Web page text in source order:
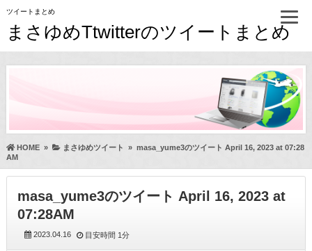
ツイートまとめ
まさゆめTtwitterのツイートまとめ
HOME» まさゆめツイート » masa_yume3のツイート April 16, 2023 at 07:28
AM
masa_yume3のツイート April 16, 2023 at
07:28AM
2023.04.16 目安時間 1分